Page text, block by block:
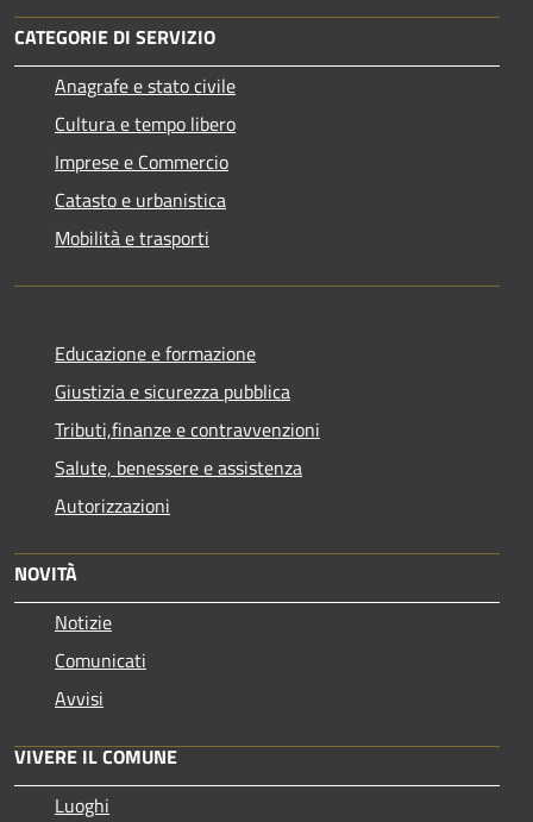
CATEGORIE DI SERVIZIO
Anagrafe e stato civile
Cultura e tempo libero
Imprese e Commercio
Catasto e urbanistica
Mobilità e trasporti
Educazione e formazione
Giustizia e sicurezza pubblica
Tributi,finanze e contravvenzioni
Salute, benessere e assistenza
Autorizzazioni
NOVITÀ
Notizie
Comunicati
Avvisi
VIVERE IL COMUNE
Luoghi